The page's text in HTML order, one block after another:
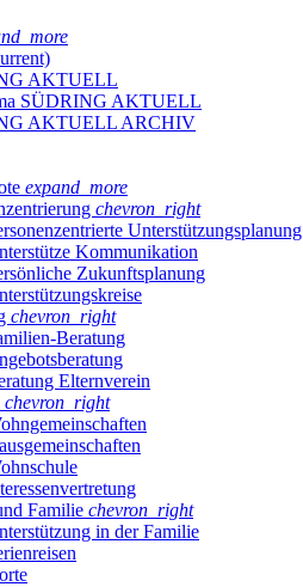
AKTUELL
SÜDRING AKTUELL
AKTUELL ARCHIV
expand_more
chevron_right
Unterstützungsplanung
Kommunikation
Zukunftsplanung
chevron_right
Beratung
Elternverein
chevron_right
Familie chevron_right
in der Familie